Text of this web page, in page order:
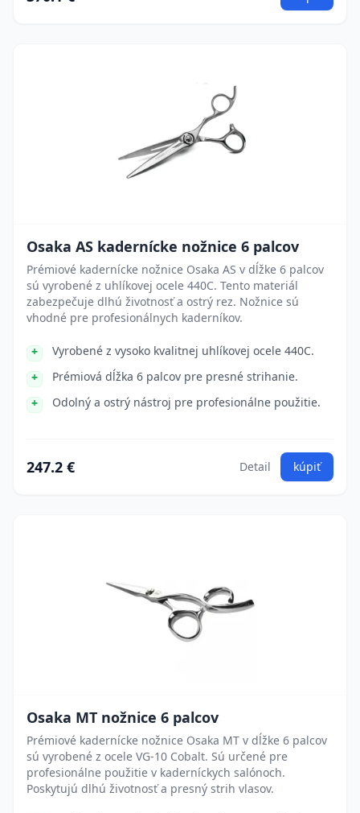
Osaka AS kadernícke nožnice 6 palcov
Prémiové kadernícke nožnice Osaka AS v dĺžke 6 palcov
sú vyrobené z uhlíkovej ocele 440C. Tento materiál
zabezpečuje dlhú životnosť a ostrý rez. Nožnice sú
vhodné pre profesionálnych kaderníkov.
Vyrobené z vysoko kvalitnej uhlíkovej ocele 440C.
Prémiová dĺžka 6 palcov pre presné strihanie.
Odolný a ostrý nástroj pre profesionálne použitie.
247.2 € Detail kúpiť
Osaka MT nožnice 6 palcov
Prémiové kadernícke nožnice Osaka MT v dĺžke 6 palcov
sú vyrobené z ocele VG-10 Cobalt. Sú určené pre
profesionálne použitie v kaderníckych salónoch.
Poskytujú dlhú životnosť a presný strih vlasov.